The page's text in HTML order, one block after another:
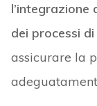
l’integrazione
dei processi
assicurare la